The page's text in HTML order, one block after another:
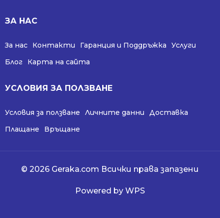
ЗА НАС
За нас Контакти Гаранция и Поддръжка
Услуги
Блог
Карта на сайта
УСЛОВИЯ ЗА ПОЛЗВАНЕ
Условия за ползване Личните данни
Доставка
Плащане
Връщане
© 2026 Geraka.com Всички права запазени
Powered by WPS